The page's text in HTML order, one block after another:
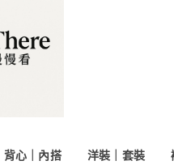
背心｜內搭 洋裝｜套裝